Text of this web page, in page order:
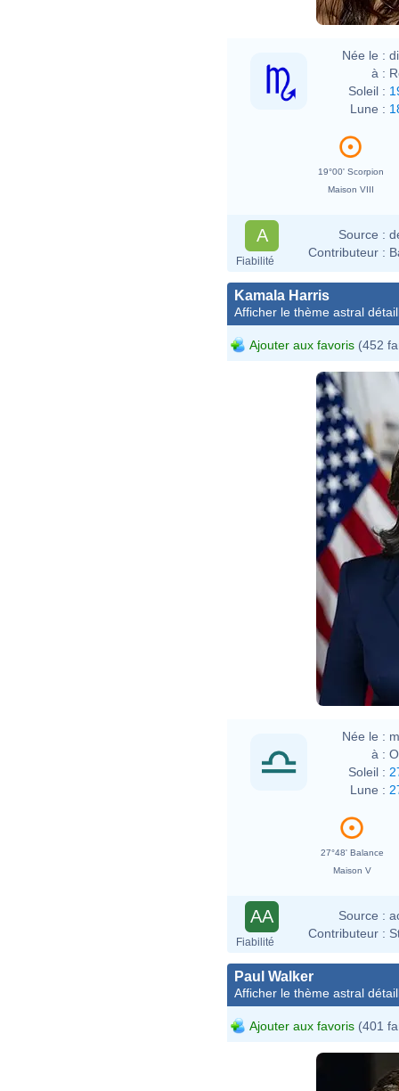
Née le :
à :
Soleil :
Lune :
19°00' Scorpion
Maison VIII
A
Fiabilité
Source :
Contributeur :
Kamala Harris
Afficher le thème astral
Ajouter aux favoris (452
Née le :
à :
Soleil :
Lune :
27°48' Balance
Maison V
AA
Fiabilité
Source :
Contributeur :
Paul Walker
Afficher le thème astral
Ajouter aux favoris (401